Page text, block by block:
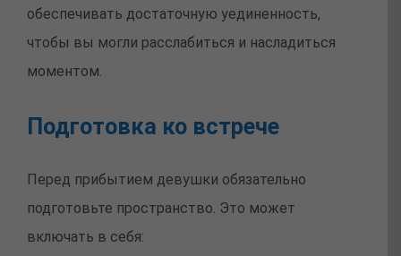
обеспечивать достаточную уединенность,
чтобы вы могли расслабиться и насладиться
моментом.
Подготовка ко встрече
Перед прибытием девушки обязательно
подготовьте пространство. Это может
включать в себя: